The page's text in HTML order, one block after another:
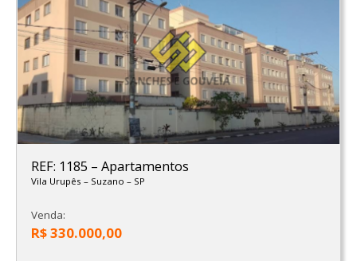
REF: 1185 – Apartamentos
Vila Urupês – Suzano – SP
Venda:
R$ 330.000,00